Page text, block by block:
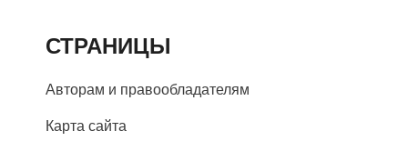
СТРАНИЦЫ
Авторам и правообладателям
Карта сайта